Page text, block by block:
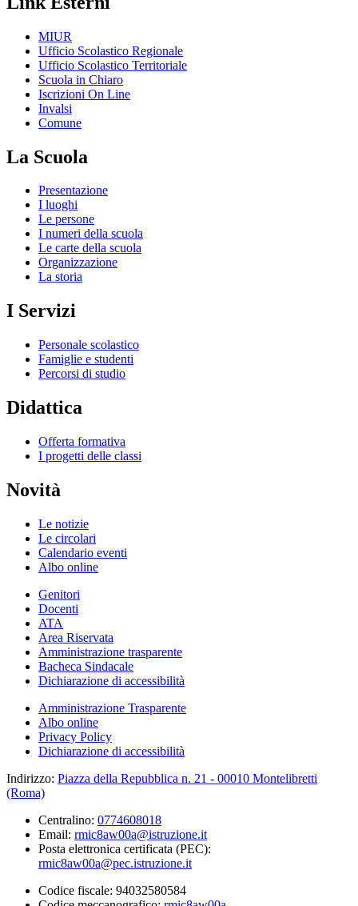
MIUR
Ufficio Scolastico Regionale
Ufficio Scolastico Territoriale
Scuola in Chiaro
Iscrizioni On Line
Invalsi
Comune
La Scuola
Presentazione
I luoghi
Le persone
I numeri della scuola
Le carte della scuola
Organizzazione
La storia
I Servizi
Personale scolastico
Famiglie e studenti
Percorsi di studio
Didattica
Offerta formativa
I progetti delle classi
Novità
Le notizie
Le circolari
Calendario eventi
Albo online
Genitori
Docenti
ATA
Area Riservata
Amministrazione trasparente
Bacheca Sindacale
Dichiarazione di accessibilità
Amministrazione Trasparente
Albo online
Privacy Policy
Dichiarazione di accessibilità
Indirizzo: Piazza della Repubblica n. 21 - 00010 Montelibretti
(Roma)
Centralino: 0774608018
Email: rmic8aw00a@istruzione.it
Posta elettronica certificata (PEC):
rmic8aw00a@pec.istruzione.it
Codice fiscale: 94032580584